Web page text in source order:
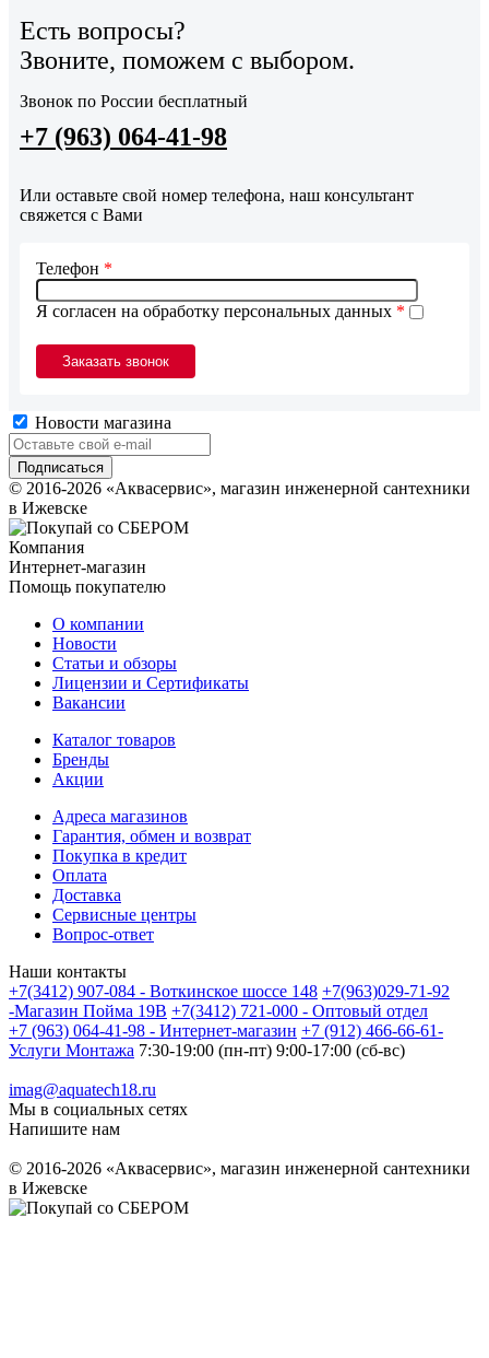
Есть вопросы?
Звоните, поможем с выбором.
Звонок по России бесплатный
+7 (963) 064-41-98
Или оставьте свой номер телефона, наш консультант
свяжется с Вами
Я согласен на обработку персональных данных *
Телефон *
Новости магазина
© 2016-2026 «Аквасервис», магазин инженерной сантехники
в Ижевске
Компания
Интернет-магазин
Помощь покупателю
О компании
Новости
Статьи и обзоры
Лицензии и Сертификаты
Вакансии
Каталог товаров
Бренды
Акции
Адреса магазинов
Гарантия, обмен и возврат
Покупка в кредит
Оплата
Доставка
Сервисные центры
Вопрос-ответ
Наши контакты
+7(3412) 907-084 - Воткинское шоссе 148 +7(963)029-71-92
-Магазин Пойма 19В +7(3412) 721-000 - Оптовый отдел
+7 (963) 064-41-98 - Интернет-магазин +7 (912) 466-66-61-
Услуги Монтажа 7:30-19:00 (пн-пт) 9:00-17:00 (сб-вс)
imag@aquatech18.ru
Мы в социальных сетях
Напишите нам
© 2016-2026 «Аквасервис», магазин инженерной сантехники
в Ижевске